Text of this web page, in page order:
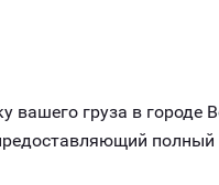
груза в городе